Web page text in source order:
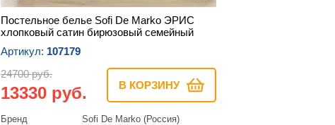
Постельное белье Sofi De Marko ЭРИС
хлопковый сатин бирюзовый семейный
Артикул: 107179
24700 руб.
13330 руб. В КОРЗИНУ
Бренд
Sofi De Marko (Россия)